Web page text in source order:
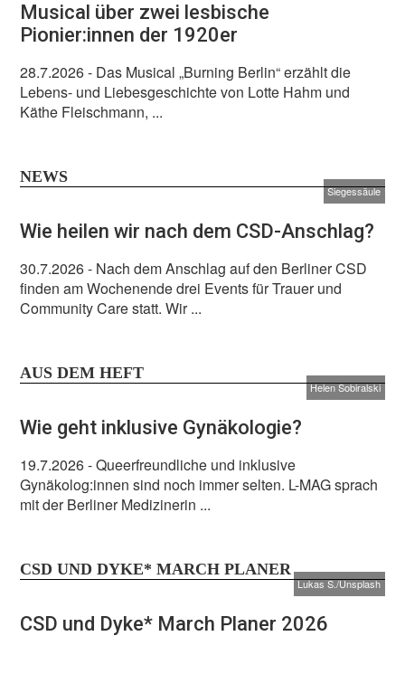
Musical über zwei lesbische
Pionier:innen der 1920er
28.7.2026- Das Musical „Burning Berlin“ erzählt die
Lebens- und Liebesgeschichte von Lotte Hahm und
Käthe Fleischmann, ...
NEWS
Siegessäule
Wie heilen wir nach dem CSD-Anschlag?
30.7.2026- Nach dem Anschlag auf den Berliner CSD
finden am Wochenende drei Events für Trauer und
Community Care statt. Wir ...
AUS DEM HEFT
Helen Sobiralski
Wie geht inklusive Gynäkologie?
19.7.2026- Queerfreundliche und inklusive
Gynäkolog:innen sind noch immer selten. L-MAG sprach
mit der Berliner Medizinerin ...
CSD UND DYKE* MARCH PLANER
Lukas S./Unsplash
CSD und Dyke* March Planer 2026